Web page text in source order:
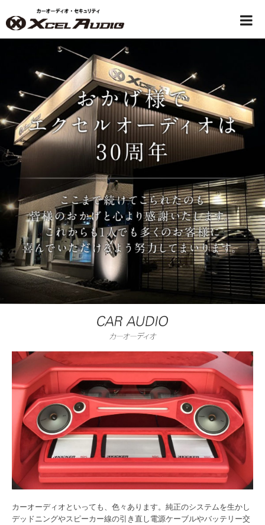
カーオーディオといっても、色々あります。純正のシステムを生かし
デッドニングやスピーカー線の引き直し電源ケーブルやバッテリー交